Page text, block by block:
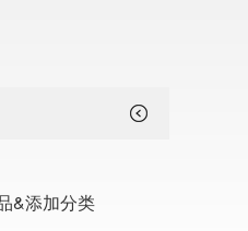
&添加分类